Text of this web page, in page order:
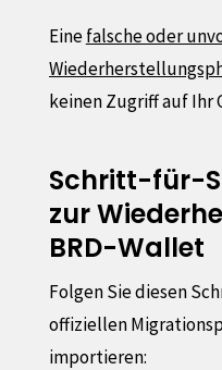
Einefalsche oder
keinen Zugriff auf Ihr
Schritt-für-
zur
BRD-Wallet
Folgen Sie diesen
offiziellen
importieren: